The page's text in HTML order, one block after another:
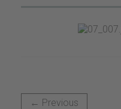
← Previous